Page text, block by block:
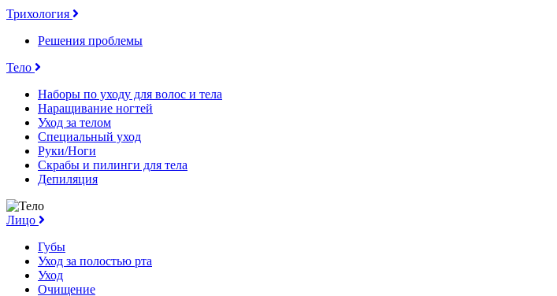
Трихология
Решения проблемы
Тело
Наборы по уходу для волос и тела
Наращивание ногтей
Уход за телом
Специальный уход
Руки/Ноги
Скрабы и пилинги для тела
Депиляция
Лицо
Губы
Уход за полостью рта
Уход
Очищение